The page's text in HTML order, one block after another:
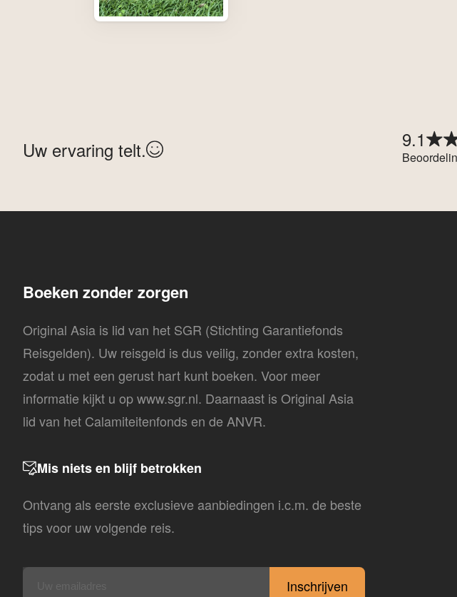
Uw ervaring telt. 9.1
Boeken zonder zorgen
Original Asia is lid van het SGR (Stichting Garantiefonds
Reisgelden). Uw reisgeld is dus veilig, zonder extra kosten,
zodat u met een gerust hart kunt boeken. Voor meer
informatie kijkt u op www.sgr.nl. Daarnaast is Original Asia
lid van het Calamiteitenfonds en de ANVR.
Mis niets en blijf betrokken
Ontvang als eerste exclusieve aanbiedingen i.c.m. de beste
tips voor uw volgende reis.